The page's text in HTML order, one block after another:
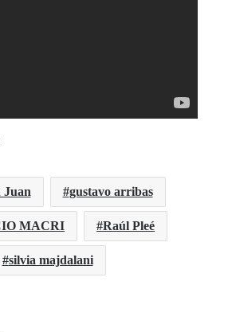
Juan gustavo arribas
MACRI Raúl Pleé
silvia majdalani